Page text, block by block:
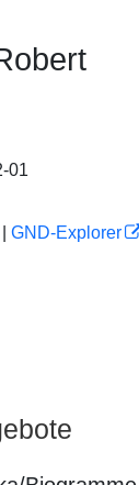
01
GND-Explorer